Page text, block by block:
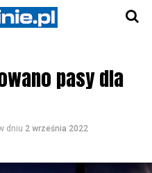
pasy dla
dniu 2 września 2022